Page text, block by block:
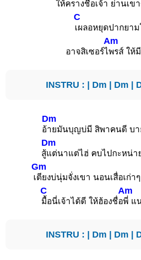
ให้ครางชื่อเจ้า ย่านเข
C
เผลอหยุดปากยาม
อาจสิเซอร์ไ
Am
พรส์ ให้
INSTRU : | Dm | Dm |
อ้
Dm
ายมันบุญบ่มี สิพาคนดี บา
สู้
Dm
แต่นาแต่ไฮ่ คบไปกะหน่า
เ
Gm
ตียงบ่นุ่มจั่งเขา นอนเสื่อเก่า
C
มื้อนี่เจ้าได้ดี ให้ฮ้องชื่อ
Am
พี่ แ
INSTRU : | Dm | Dm |